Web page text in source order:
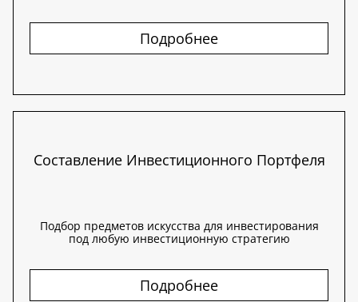
Подробнее
Составление Инвестиционного Портфеля
Подбор предметов искусства для инвестирования
под любую инвестиционную стратегию
Подробнее